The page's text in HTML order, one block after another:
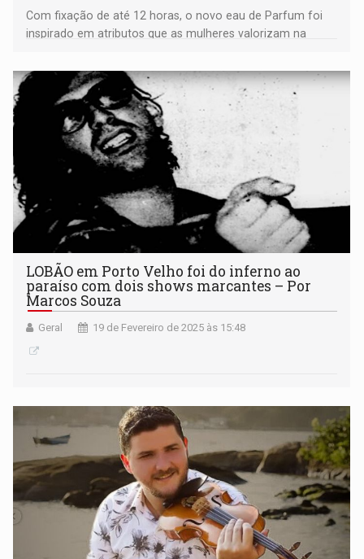
Com fixação de até 12 horas, o novo eau de Parfum foi
inspirado em atributos que as mulheres valorizam na
LOBÃO em Porto Velho foi do inferno ao
paraíso com dois shows marcantes – Por
Marcos Souza
Geral 19 de Fevereiro de 2025 às 15:48